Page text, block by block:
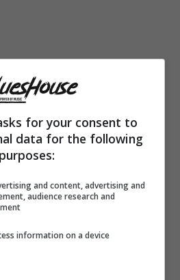
sorte anche delle
la separazione della
vige una grossa
lei che ha 49 anni,
Alla fine il mistero è
da Sonia, che non ha
for your consent to
data for the following
purposes:
and content, advertising and
audience research and
information on a device